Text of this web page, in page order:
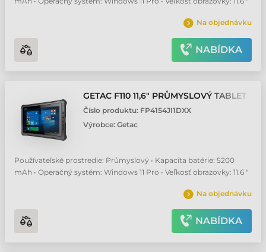
Na objednávku
NABÍDKA
GETAC F110 11,6" PRŮMYSLOVÝ TABLET
Číslo produktu: FP4154JI1DXX
Výrobce: Getac
Používateľské prostredie: Průmyslový • Kapacita batérie: 5200
mAh • Operačný systém: Windows 11 Pro • Veľkosť obrazovky: 11.6 "
Na objednávku
NABÍDKA